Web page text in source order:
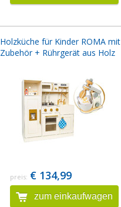
Holzküche für Kinder ROMA mit
Zubehör + Rührgerät aus Holz
preis: € 134,99
zum einkaufwagen